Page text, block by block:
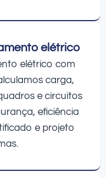
elétrico
elétrico com
carga,
e circuitos
eficiência
e projeto